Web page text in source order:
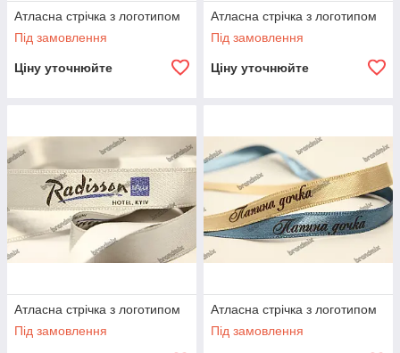
Атласна стрічка з логотипом
Під замовлення
Ціну уточнюйте
Атласна стрічка з логотипом
Під замовлення
Ціну уточнюйте
Атласна стрічка з логотипом
Під замовлення
Атласна стрічка з логотипом
Під замовлення